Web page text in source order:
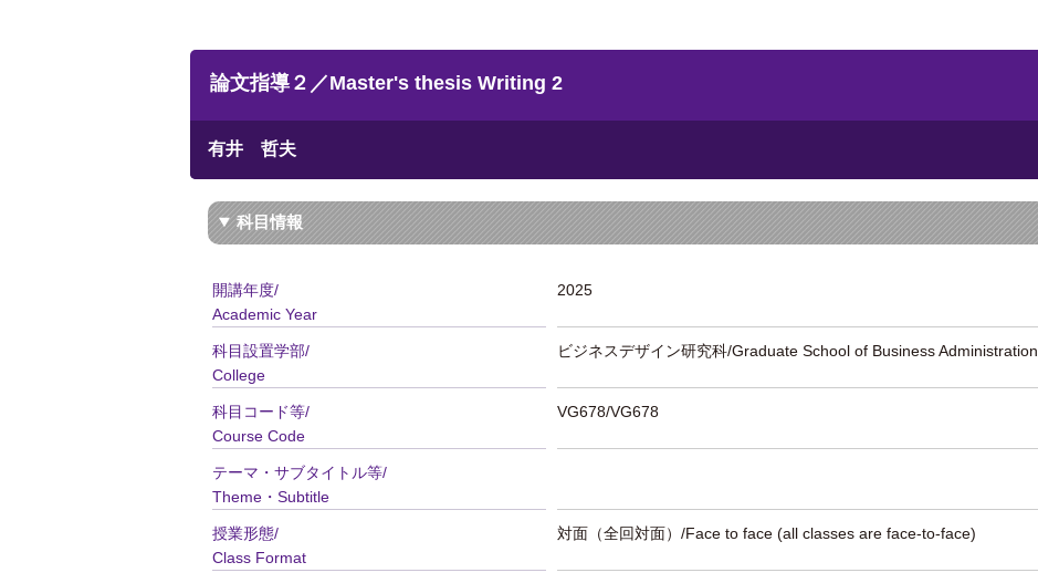
論文指導２／Master's thesis Writing 2
有井 哲夫
科目情報
開講年度/
Academic Year
2025
科目設置学部/
College
ビジネスデザイン研究科/Graduate School of Business Administration
科目コード等/
Course Code
VG678/VG678
テーマ・サブタイトル等/
Theme・Subtitle
授業形態/
Class Format
対面（全回対面）/Face to face (all classes are face-to-face)